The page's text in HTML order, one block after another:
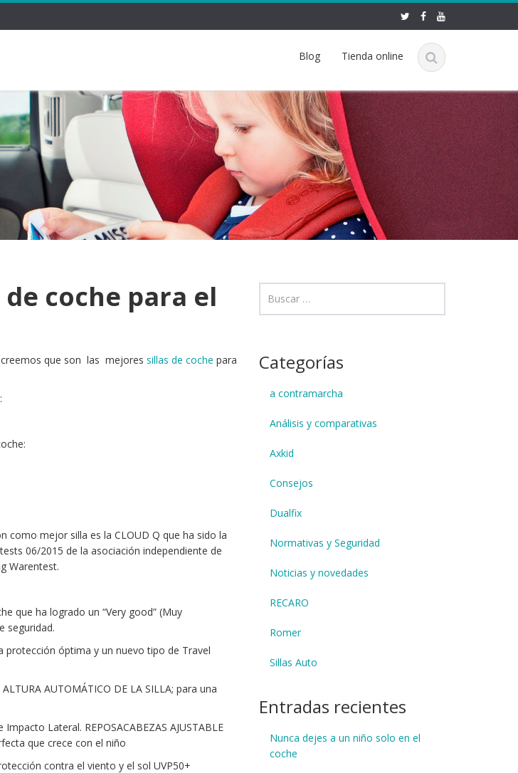
Blog Tienda online
coche para el
creemos que son las mejoressillas de coche para
como mejor silla es la CLOUD Q que ha sido la
06/2015 de la asociación independiente de
Warentest.
que ha logrado un “Very good” (Muy
seguridad.
óptima y un nuevo tipo de Travel
AUTOMÁTICO DE LA SILLA; para una
Lateral. REPOSACABEZAS AJUSTABLE
que crece con el niño
contra el viento y el sol UVP50+
Categorías
a contramarcha
Análisis y comparativas
Axkid
Consejos
Dualfix
Normativas y Seguridad
Noticias y novedades
RECARO
Romer
Sillas Auto
Entradas recientes
Nunca dejes a un niño solo en el
coche